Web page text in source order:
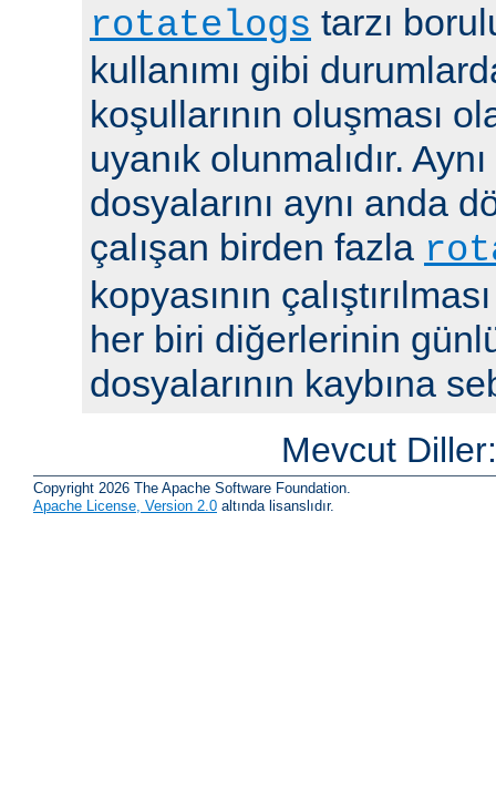
rotatelogs tarzı
kullanımı gibi
koşullarının oluşması
uyanık olunmalıdır.
dosyalarını aynı anda
çalışan birden fazla
kopyasının
her biri diğerlerinin
dosyalarının kaybına
Mevcut
Copyright 2026 The Apache Software Foundation.
Apache License, Version 2.0 altında lisanslıdır.